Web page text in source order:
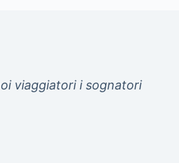
viaggiatori i sognatori